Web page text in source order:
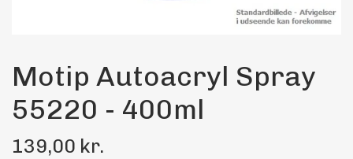
Dæk & Fælge
Motip Autoacryl Spray
55220 - 400ml
139,00 kr.